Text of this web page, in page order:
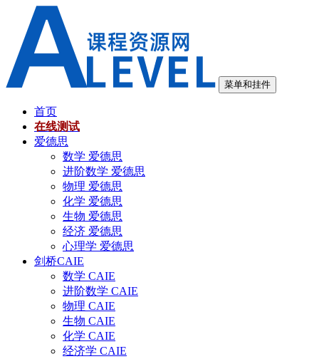
菜单和挂件
首页
在线测试
爱德思
数学 爱德思
进阶数学 爱德思
物理 爱德思
化学 爱德思
生物 爱德思
经济 爱德思
心理学 爱德思
剑桥CAIE
数学 CAIE
进阶数学 CAIE
物理 CAIE
生物 CAIE
化学 CAIE
经济学 CAIE